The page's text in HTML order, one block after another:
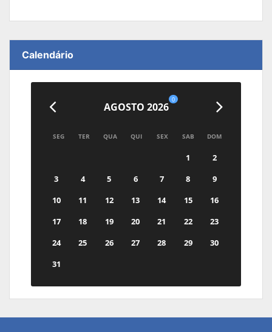
Calendário
AGOSTO 2026
0
SEG TER QUA QUI SEX SAB DOM
1
2
3
4 5 6 7 8
9
10
11 12 13 14 15
16
17
18 19 20 21 22
23
24
25 26 27 28 29
30
31